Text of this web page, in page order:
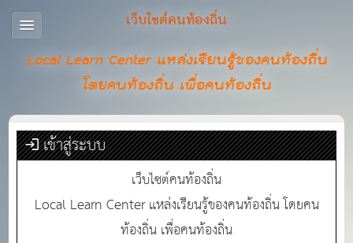
เว็บไซต์คนท้องถิ่น
Local Learn Center แหล่งเรียนรู้ของคนท้องถิ่น
โดยคนท้องถิ่น เพื่อคนท้องถิ่น
เข้าสู่ระบบ
เว็บไซต์คนท้องถิ่น
Local Learn Center แหล่งเรียนรู้ของคนท้องถิ่น โดยคน
ท้องถิ่น เพื่อคนท้องถิ่น